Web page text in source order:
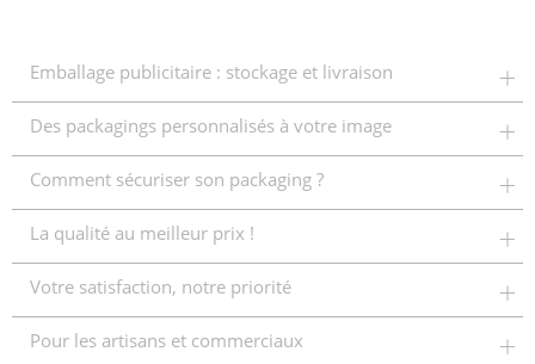
Emballage publicitaire : stockage et livraison
Des packagings personnalisés à votre image
Comment sécuriser son packaging ?
La qualité au meilleur prix !
Votre satisfaction, notre priorité
Pour les artisans et commerciaux